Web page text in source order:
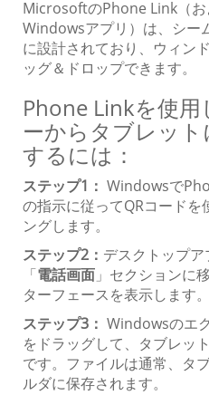
MicrosoftのPhone Link（
Windowsアプリ）は、シー
に設計されており、ウィン
ッグ＆ドロップできます。
Phone Linkを使
ーからタブレッ
するには：
ステップ1： Windowsで
の指示に従ってQRコードを
ングします。
ステップ2： デスクトップア
「電話画面 」セクションに
ターフェースを表示します。
ステップ3： Windowsのエ
をドラッグして、タブレッ
です。ファイルは通常、タ
ルダに保存されます。